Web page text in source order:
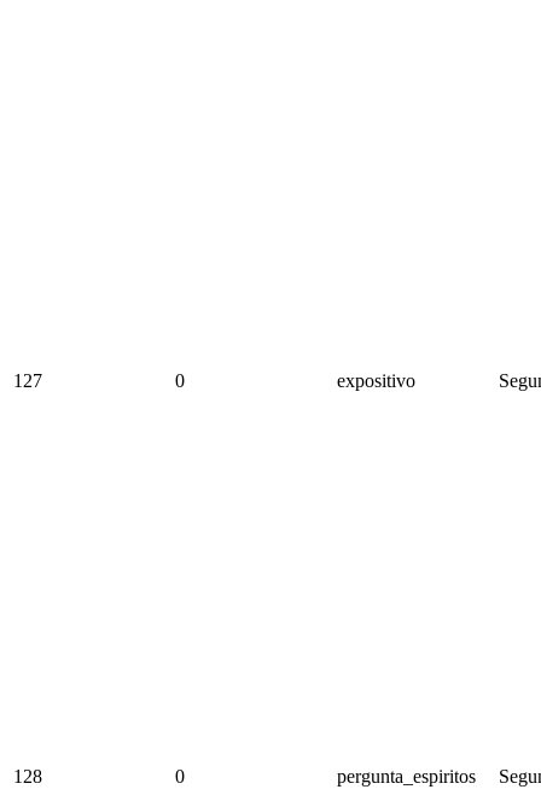
127 0 expositivo
128 0 pergunta_espiritos